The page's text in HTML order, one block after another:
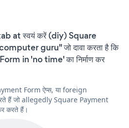
at स्वयं करें (diy) Square
guru" जो दावा करता है कि
in 'no time' का निर्माण कर
Form ऐप्स, या foreign
हैं जो allegedly Square Payment
करते हैं।